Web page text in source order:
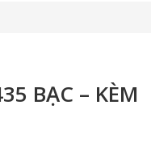
BẠC – KÈM